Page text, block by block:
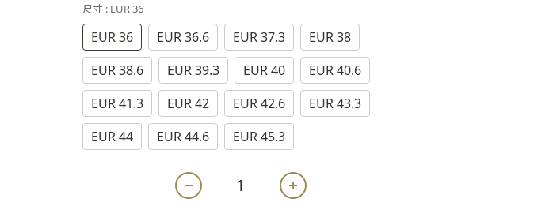
尺寸 : EUR 36
EUR 36 EUR 36.6 EUR 37.3
EUR 38
EUR 38.6
EUR 39.3 EUR 40
EUR 40.6
EUR 41.3
EUR 42 EUR 42.6
EUR 43.3
EUR 44
EUR 44.6 EUR 45.3